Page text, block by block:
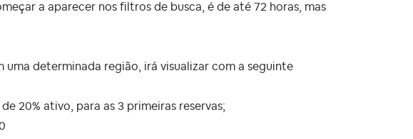
a aparecer nos filtros de busca, é de até 72 horas, mas
determinada região, irá visualizar com a seguinte
20% ativo, para as 3 primeiras reservas;